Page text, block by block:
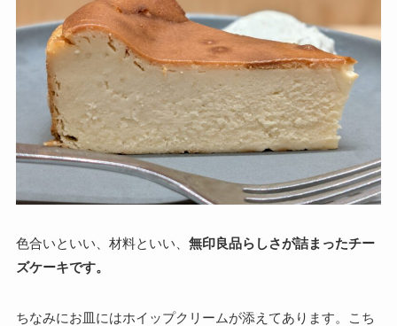
色合いといい、材料といい、 無印良品らしさが詰まったチー
ズケーキです。
ちなみにお皿にはホイップクリームが添えてあります。こち